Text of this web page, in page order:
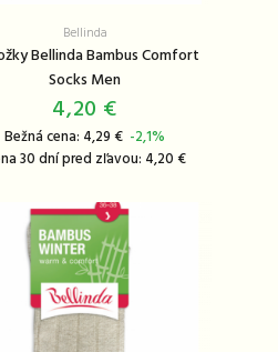
Bellinda
Bellinda Bambus Comfort
Socks Men
4,20 €
Bežná cena: 4,29 € -2,1%
30 dní pred zľavou: 4,20 €